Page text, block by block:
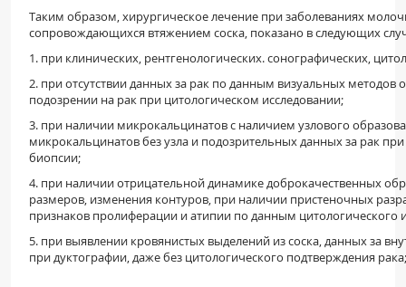
Таким образом, хирургическое лечение при заболеваниях
сопровождающихся втяжением соска, показано в следующих
1. при клинических, рентгенологических. сонографических,
2. при отсутствии данных за рак по данным визуальных методов
подозрении на рак при цитологическом исследовании;
3. при наличии микрокальцинатов с наличием узлового
микрокальцинатов без узла и подозрительных данных за рак
биопсии;
4. при наличии отрицательной динамике доброкачественных
размеров, изменения контуров, при наличии пристеночных
признаков пролиферации и атипии по данным цитологического
5. при выявлении кровянистых выделений из соска, данных за
при дуктографии, даже без цитологического подтверждения рака;